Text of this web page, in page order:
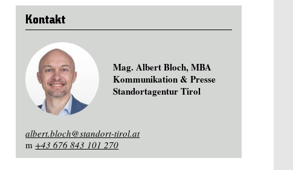
Kontakt
Mag. Albert Bloch, MBA
Kommunikation & Presse
Standortagentur Tirol
albert.bloch@standort-tirol.at
m+43 676 843 101 270